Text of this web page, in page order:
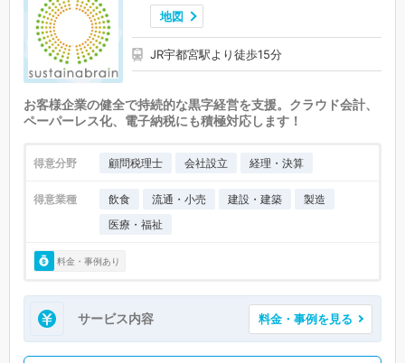
地図
JR宇都宮駅より徒歩15分
お客様企業の健全で持続的な黒字経営を支援。クラウド会計、
ペーパーレス化、電子納税にも積極対応します！
得意分野 顧問税理士 会社設立 経理・決算
得意業種 飲食 流通・小売 建設・建築
製造
医療・福祉
料金・事例あり
サービス内容 料金・事例を見る